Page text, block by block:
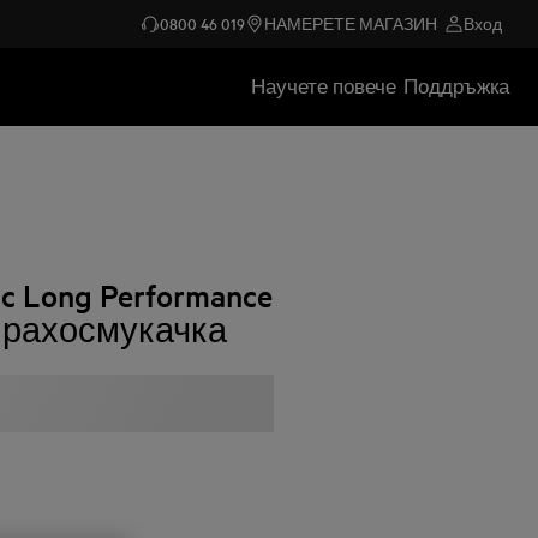
0800 46 019 НАМЕРЕТЕ МАГАЗИН Вход
Научете повече Поддръжка
Long Performance